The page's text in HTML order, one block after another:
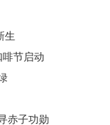
生
节启动
赤子功勋